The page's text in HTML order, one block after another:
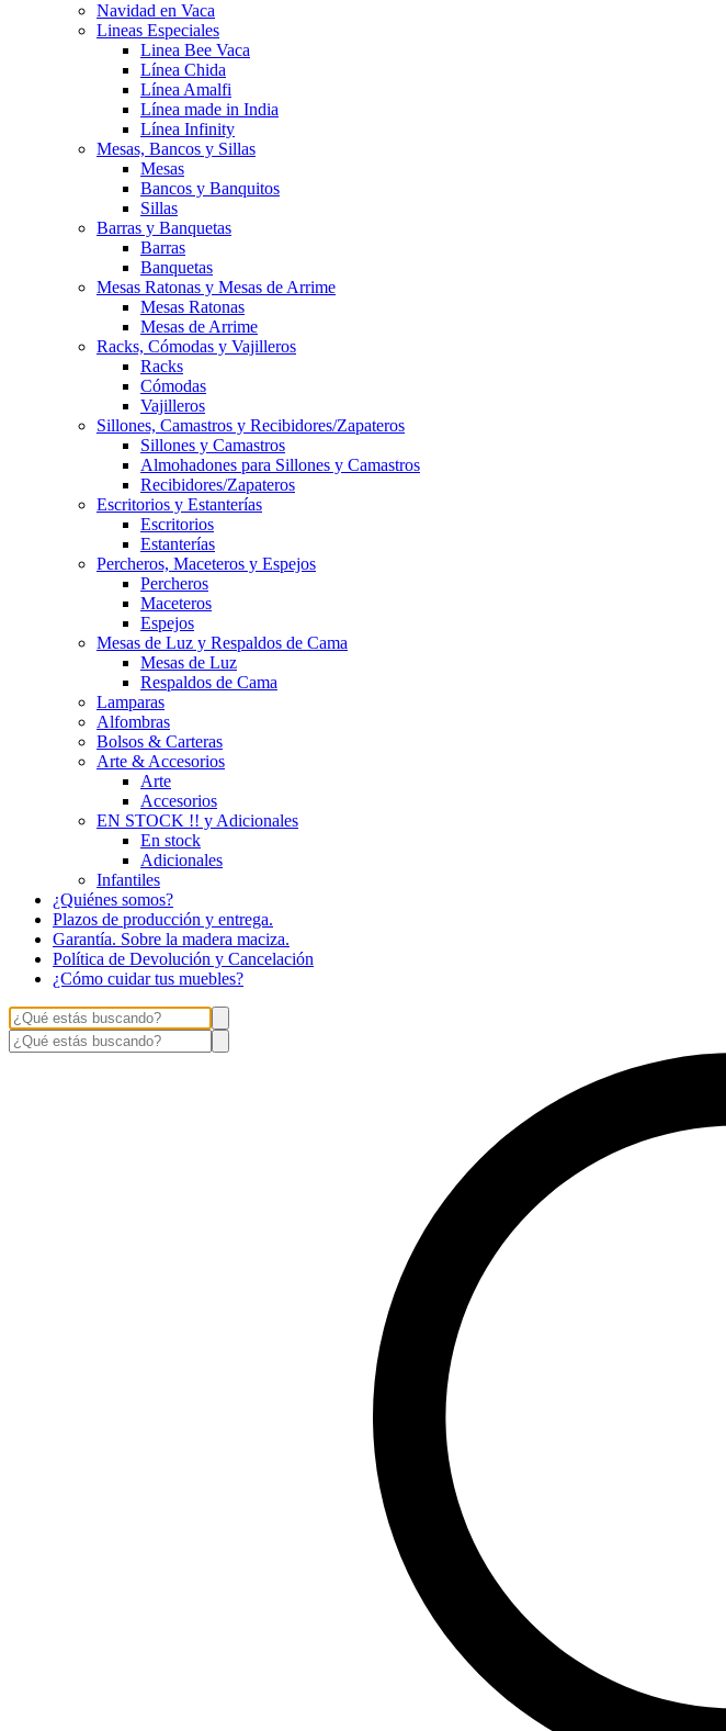
Navidad en Vaca
Lineas Especiales
Linea Bee Vaca
Línea Chida
Línea Amalfi
Línea made in India
Línea Infinity
Mesas, Bancos y Sillas
Mesas
Bancos y Banquitos
Sillas
Barras y Banquetas
Barras
Banquetas
Mesas Ratonas y Mesas de Arrime
Mesas Ratonas
Mesas de Arrime
Racks, Cómodas y Vajilleros
Racks
Cómodas
Vajilleros
Sillones, Camastros y Recibidores/Zapateros
Sillones y Camastros
Almohadones para Sillones y Camastros
Recibidores/Zapateros
Escritorios y Estanterías
Escritorios
Estanterías
Percheros, Maceteros y Espejos
Percheros
Maceteros
Espejos
Mesas de Luz y Respaldos de Cama
Mesas de Luz
Respaldos de Cama
Lamparas
Alfombras
Bolsos & Carteras
Arte & Accesorios
Arte
Accesorios
EN STOCK !! y Adicionales
En stock
Adicionales
Infantiles
¿Quiénes somos?
Plazos de producción y entrega.
Garantía. Sobre la madera maciza.
Política de Devolución y Cancelación
¿Cómo cuidar tus muebles?